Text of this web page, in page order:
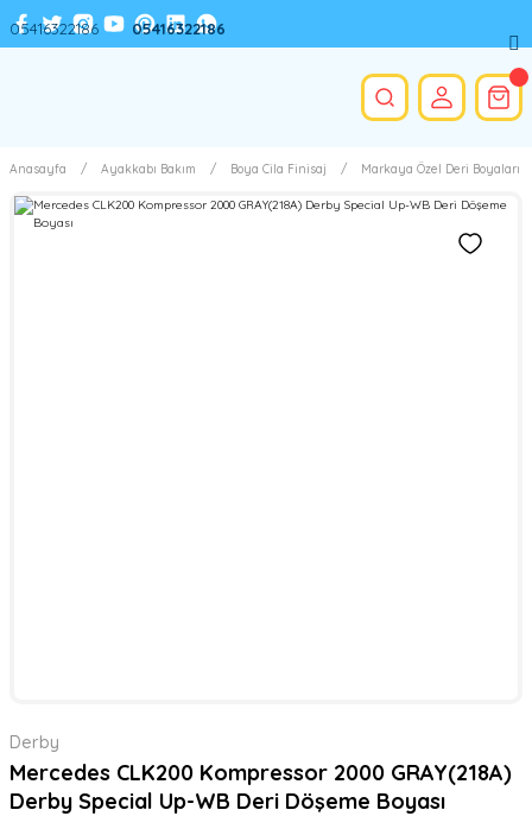
Anasayfa Ayakkabı Bakım Boya Cila Finisaj Markaya Özel Deri Boyaları
Derby
Mercedes CLK200 Kompressor 2000 GRAY(218A)
Derby Special Up-WB Deri Döşeme Boyası
05416322186 05416322186